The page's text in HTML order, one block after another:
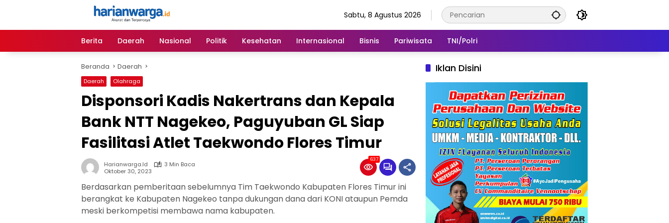
Sabtu, 8 Agustus 2026
Berita Daerah Nasional Politik Kesehatan Internasional Bisnis Pariwisata TNI/Polri
Beranda Daerah
Daerah Olahraga
Disponsori Kadis Nakertrans dan Kepala
Bank NTT Nagekeo, Paguyuban GL Siap
Fasilitasi Atlet Taekwondo Flores Timur
Harianwarga.id
3 Min Baca
Oktober 30, 2023
637
Berdasarkan pemberitaan sebelumnya Tim Taekwondo Kabupaten Flores Timur ini
berangkat ke Kabupaten Nagekeo tanpa dukungan dana dari KONI ataupun Pemda
meski berkompetisi membawa nama kabupaten.
Iklan Disini